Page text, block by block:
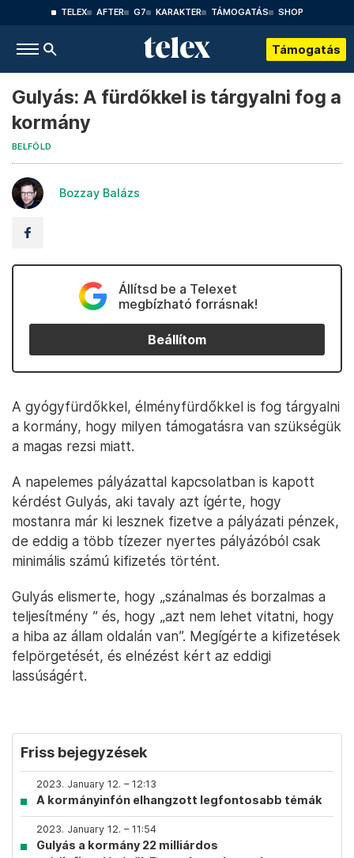
TELEX AFTER G7 KARAKTER TÁMOGATÁS SHOP
Támogatás
Gulyás: A fürdőkkel is tárgyalni fog a
kormány
BELFÖLD
Bozzay Balázs
Állítsd be a Telexet
megbízható forrásnak!
Beállítom
A gyógyfürdőkkel, élményfürdőkkel is fog tárgyalni
a kormány, hogy milyen támogatásra van szükségük
a magas rezsi miatt.
A napelemes pályázattal kapcsolatban is kapott
kérdést Gulyás, aki tavaly azt ígérte, hogy
mostanra már ki lesznek fizetve a pályázati pénzek,
de eddig a több tízezer nyertes pályázóból csak
minimális számú kifizetés történt.
Gulyás elismerte, hogy „szánalmas és borzalmas a
teljesítmény ” és, hogy „azt nem lehet vitatni, hogy
a hiba az állam oldalán van”. Megígérte a kifizetések
felpörgetését, és elnézést kért az eddigi
lassúságért.
Friss bejegyzések
2023. January 12. – 12:13
A kormányinfón elhangzott legfontosabb témák
2023. January 12. – 11:54
Gulyás a kormány 22 milliárdos